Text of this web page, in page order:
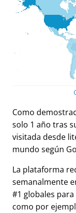
Como
solo 1 año tras
visitada desde
mundo según
La plataforma
semanalmente
#1 globales
como por